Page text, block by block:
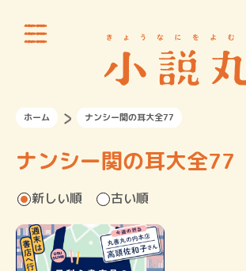
ホーム ナンシー関の耳大全77
ナンシー関の耳大全77
新しい順 古い順